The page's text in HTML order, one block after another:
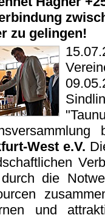
zu gelingen!
West e.V.
die
und